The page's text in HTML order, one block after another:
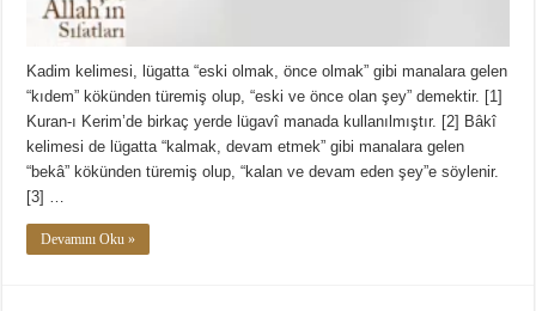
Kadim kelimesi, lügatta “eski olmak, önce olmak” gibi manalara gelen
“kıdem” kökünden türemiş olup, “eski ve önce olan şey” demektir. [1]
Kuran-ı Kerim’de birkaç yerde lügavî manada kullanılmıştır. [2] Bâkî
kelimesi de lügatta “kalmak, devam etmek” gibi manalara gelen
“bekâ” kökünden türemiş olup, “kalan ve devam eden şey”e söylenir.
[3] …
Devamını Oku »